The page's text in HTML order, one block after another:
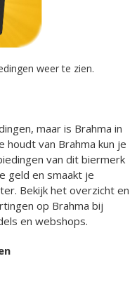
weer te zien.
maar is Brahma in
houdt van Brahma kun je
van dit biermerk
geld en smaakt je
Bekijk het overzicht en
op Brahma bij
en webshops.